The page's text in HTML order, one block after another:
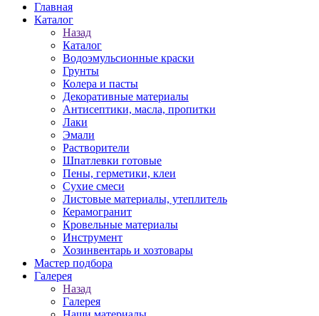
Главная
Каталог
Назад
Каталог
Водоэмульсионные краски
Грунты
Колера и пасты
Декоративные материалы
Антисептики, масла, пропитки
Лаки
Эмали
Растворители
Шпатлевки готовые
Пены, герметики, клеи
Сухие смеси
Листовые материалы, утеплитель
Керамогранит
Кровельные материалы
Инструмент
Хозинвентарь и хозтовары
Мастер подбора
Галерея
Назад
Галерея